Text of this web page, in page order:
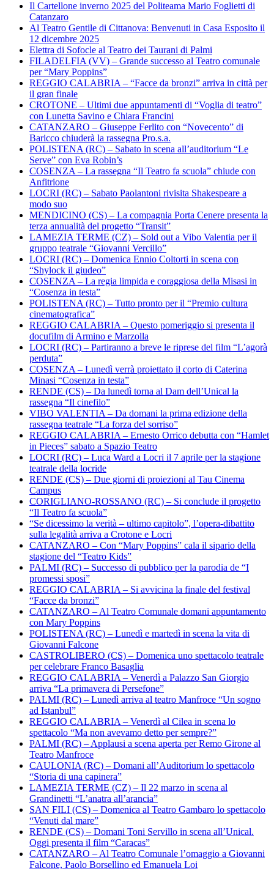
Il Cartellone inverno 2025 del Politeama Mario Foglietti di
Catanzaro
Al Teatro Gentile di Cittanova: Benvenuti in Casa Esposito il
12 dicembre 2025
Elettra di Sofocle al Teatro dei Taurani di Palmi
FILADELFIA (VV) – Grande successo al Teatro comunale
per “Mary Poppins”
REGGIO CALABRIA – “Facce da bronzi” arriva in città per
il gran finale
CROTONE – Ultimi due appuntamenti di “Voglia di teatro”
con Lunetta Savino e Chiara Francini
CATANZARO – Giuseppe Ferlito con “Novecento” di
Baricco chiuderà la rassegna Pro.s.a.
POLISTENA (RC) – Sabato in scena all’auditorium “Le
Serve” con Eva Robin’s
COSENZA – La rassegna “Il Teatro fa scuola” chiude con
Anfitrione
LOCRI (RC) – Sabato Paolantoni rivisita Shakespeare a
modo suo
MENDICINO (CS) – La compagnia Porta Cenere presenta la
terza annualità del progetto “Transit”
LAMEZIA TERME (CZ) – Sold out a Vibo Valentia per il
gruppo teatrale “Giovanni Vercillo”
LOCRI (RC) – Domenica Ennio Coltorti in scena con
“Shylock il giudeo”
COSENZA – La regia limpida e coraggiosa della Misasi in
“Cosenza in testa”
POLISTENA (RC) – Tutto pronto per il “Premio cultura
cinematografica”
REGGIO CALABRIA – Questo pomeriggio si presenta il
docufilm di Armino e Marzolla
LOCRI (RC) – Partiranno a breve le riprese del film “L’agorà
perduta”
COSENZA – Lunedì verrà proiettato il corto di Caterina
Minasi “Cosenza in testa”
RENDE (CS) – Da lunedì torna al Dam dell’Unical la
rassegna “Il cinefilo”
VIBO VALENTIA – Da domani la prima edizione della
rassegna teatrale “La forza del sorriso”
REGGIO CALABRIA – Ernesto Orrico debutta con “Hamlet
in Pieces” sabato a Spazio Teatro
LOCRI (RC) – Luca Ward a Locri il 7 aprile per la stagione
teatrale della locride
RENDE (CS) – Due giorni di proiezioni al Tau Cinema
Campus
CORIGLIANO-ROSSANO (RC) – Si conclude il progetto
“Il Teatro fa scuola”
“Se dicessimo la verità – ultimo capitolo”, l’opera-dibattito
sulla legalità arriva a Crotone e Locri
CATANZARO – Con “Mary Poppins” cala il sipario della
stagione del “Teatro Kids”
PALMI (RC) – Successo di pubblico per la parodia de “I
promessi sposi”
REGGIO CALABRIA – Si avvicina la finale del festival
“Facce da bronzi”
CATANZARO – Al Teatro Comunale domani appuntamento
con Mary Poppins
POLISTENA (RC) – Lunedì e martedì in scena la vita di
Giovanni Falcone
CASTROLIBERO (CS) – Domenica uno spettacolo teatrale
per celebrare Franco Basaglia
REGGIO CALABRIA – Venerdì a Palazzo San Giorgio
arriva “La primavera di Persefone”
PALMI (RC) – Lunedì arriva al teatro Manfroce “Un sogno
ad Istanbul”
REGGIO CALABRIA – Venerdì al Cilea in scena lo
spettacolo “Ma non avevamo detto per sempre?”
PALMI (RC) – Applausi a scena aperta per Remo Girone al
Teatro Manfroce
CAULONIA (RC) – Domani all’Auditorium lo spettacolo
“Storia di una capinera”
LAMEZIA TERME (CZ) – Il 22 marzo in scena al
Grandinetti “L’anatra all’arancia”
SAN FILI (CS) – Domenica al Teatro Gambaro lo spettacolo
“Venuti dal mare”
RENDE (CS) – Domani Toni Servillo in scena all’Unical.
Oggi presenta il film “Caracas”
CATANZARO – Al Teatro Comunale l’omaggio a Giovanni
Falcone, Paolo Borsellino ed Emanuela Loi